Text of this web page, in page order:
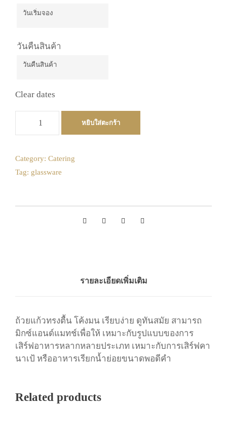
วันคืนสินค้า
Clear dates
น
ถ้
แ
น
หยิบใส่ตะกร้า
Category: Catering
Tag: glassware
รายละเอียดเพิ่มเติม
ถ้วยแก้วทรงตื้น โค้งมน เรียบง่าย ดูทันสมัย สามารถ
มิกซ์แอนด์แมทช์เพื่อให้ เหมาะกับรูปแบบของการ
เสิร์ฟอาหารหลากหลายประเภท เหมาะกับการเสิร์ฟคา
นาเป้ หรืออาหารเรียกน้ำย่อยขนาดพอดีคำ
Related products